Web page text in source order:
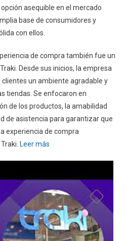
asequible en el mercado
base de consumidores y
con ellos.
de compra también fue un
Desde sus inicios, la empresa
un ambiente agradable y
tiendas. Se enfocaron en
de los productos, la amabilidad
de asistencia para garantizar que
experiencia de compra
Leer más